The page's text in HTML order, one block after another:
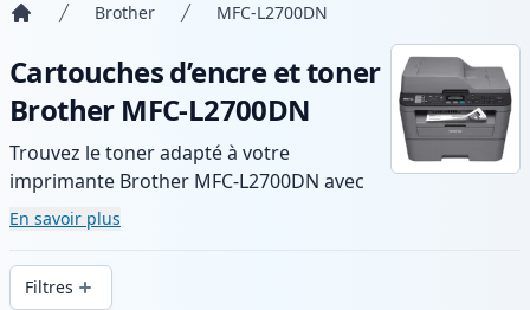
Brother MFC-L2700DN
Cartouches d’encre et toner
Brother MFC-L2700DN
Trouvez le toner adapté à votre
imprimante Brother MFC-L2700DN avec
notre gamme de cartouches compatibles
et haute capacité. Profitez d’une qualité
d’impression constante et d’une livraison
rapide depuis un stock local en .
En savoir plus
Filtres